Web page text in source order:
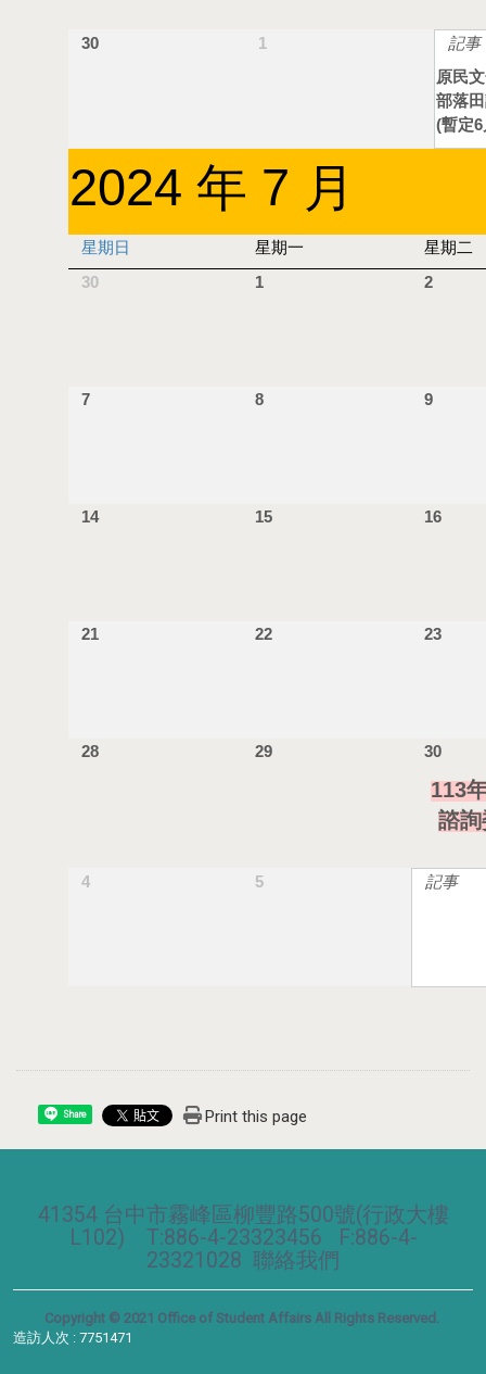
30 1
記事
原民
部落
(暫定
2024 年 7 月
星期日 星期一
星期二
30
1 2
7 8 9
14 15 16
21 22 23
28 29 30
113
諮
4 5 記事
Share Print this page
41354 台中市霧峰區柳豐路500號(行政大樓
L102) T:886-4-23323456 F:886-4-
23321028 聯絡我們
Copyright © 2021 Office of Student Affairs All Rights Reserved.
造訪人次 : 7751471